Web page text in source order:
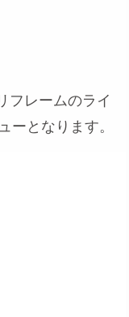
フレームのライ
ーとなります。